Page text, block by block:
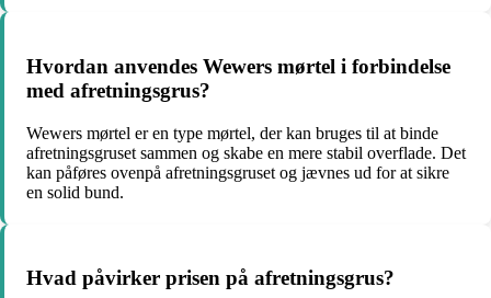
Hvordan anvendes Wewers mørtel i forbindelse
med afretningsgrus?
Wewers mørtel er en type mørtel, der kan bruges til at binde
afretningsgruset sammen og skabe en mere stabil overflade. Det
kan påføres ovenpå afretningsgruset og jævnes ud for at sikre
en solid bund.
Hvad påvirker prisen på afretningsgrus?